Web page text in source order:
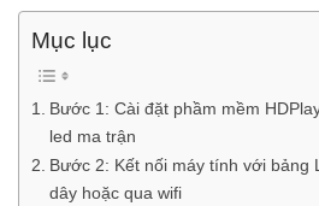
Mục lục
Bước 1: Cài đặt phầm mềm
led ma trận
Bước 2: Kết nối máy tính với bảng
dây hoặc qua wifi